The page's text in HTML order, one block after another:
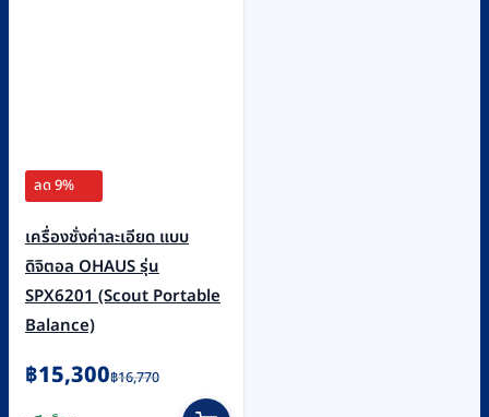
ลด 9%
เครื่องชั่งค่าละเอียด แบบ
ดิจิตอล OHAUS รุ่น
SPX6201 (Scout Portable
Balance)
฿16,770
Original
฿15,300
Current